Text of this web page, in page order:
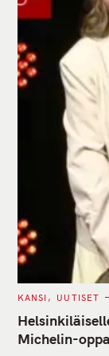
C
T
E
G
O
KANSI UUTISET
Michelin-